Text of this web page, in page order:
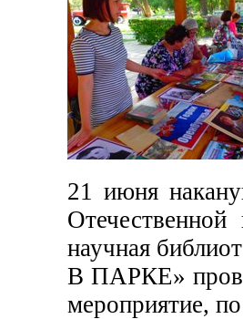
21 июня
Отечественной
научная
В ПАРКЕ»
мероприятие,